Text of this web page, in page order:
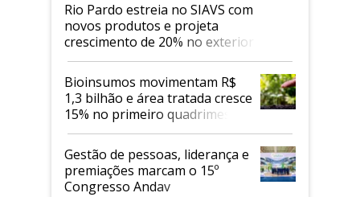
Rio Pardo estreia no SIAVS com
novos produtos e projeta
crescimento de 20% no exterior
Bioinsumos movimentam R$
1,3 bilhão e área tratada cresce
15% no primeiro quadrimestre
de 2026
Gestão de pessoas, liderança e
premiações marcam o 15º
Congresso Andav